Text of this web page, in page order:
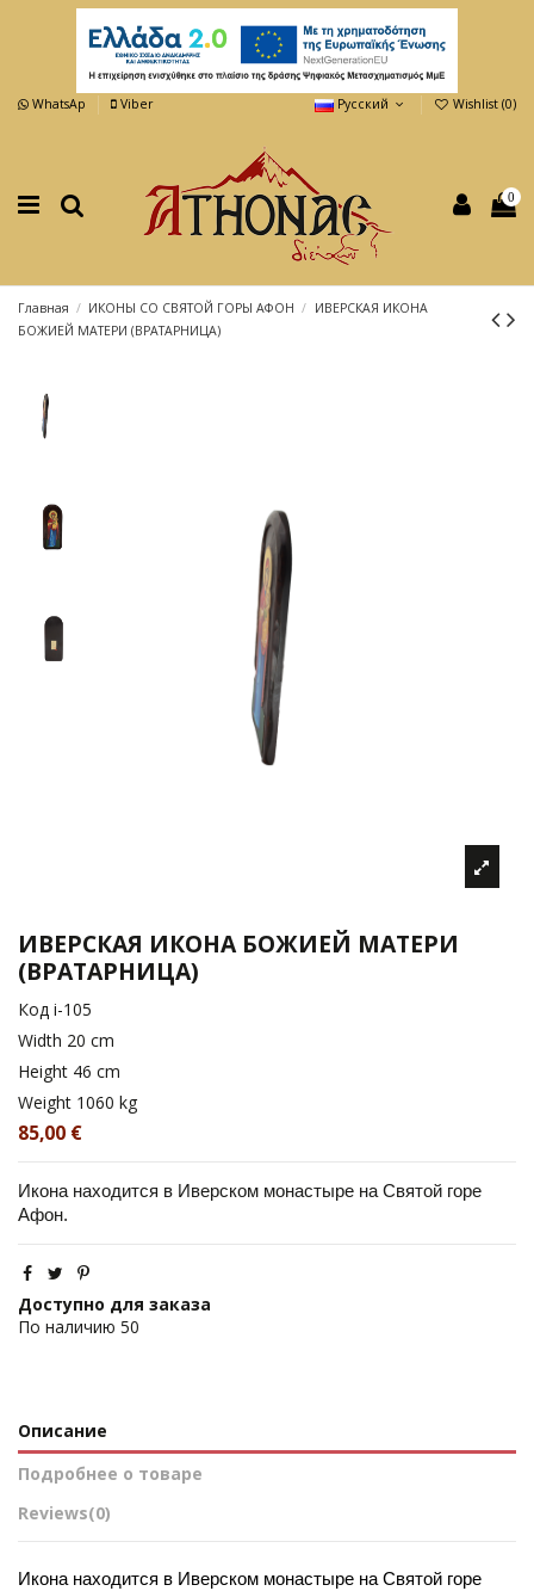
WhatsAp Viber Русский Wishlist (0)
0
Главная ИКОНЫ СО СВЯТОЙ ГОРЫ АФОН
ИВЕРСКАЯ ИКОНА
БОЖИЕЙ МАТЕРИ (ВРАТАРНИЦА)
ИВЕРСКАЯ ИКОНА БОЖИЕЙ МАТЕРИ
(ВРАТАРНИЦА)
Код i-105
Width 20 cm
Height 46 cm
Weight 1060 kg
85,00 €
Икона находится в Иверском монастыре на Святой горе
Афон.
Доступно для заказа
По наличию 50
Описание
Подробнее о товаре
Reviews(0)
Икона находится в Иверском монастыре на Святой горе